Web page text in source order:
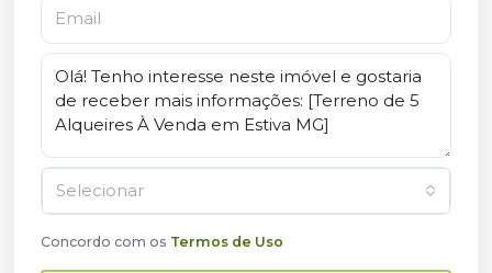
Selecionar
Concordo com os Termos de Uso